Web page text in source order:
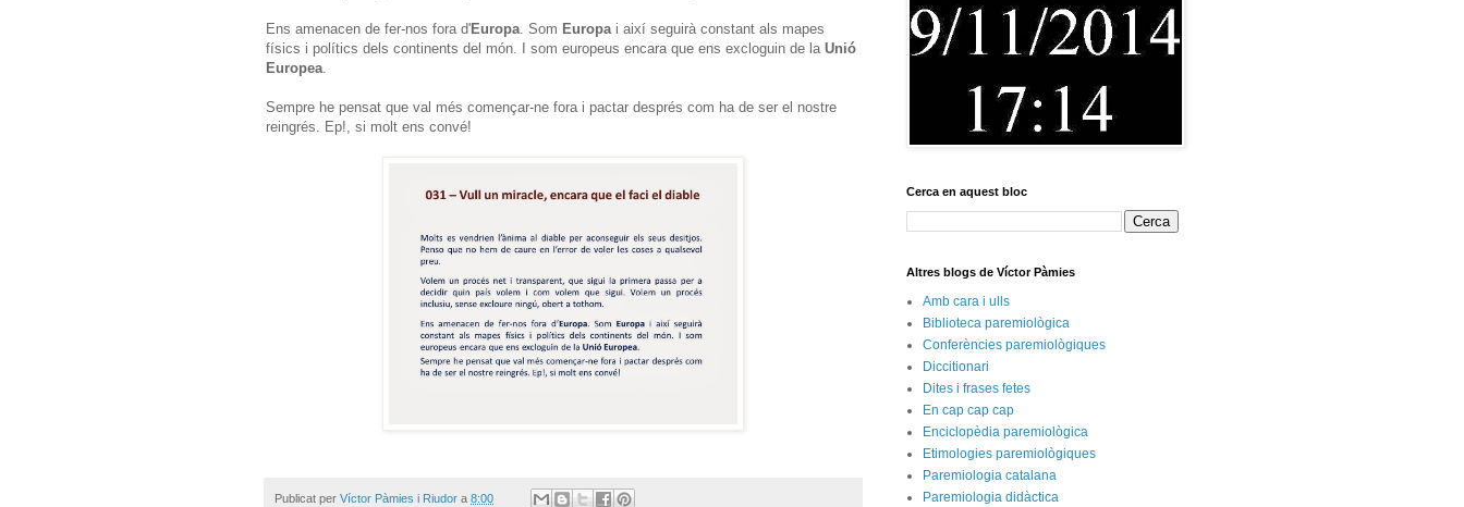
Ens amenacen de fer-nos fora d'Europa. Som Europai així seguirà constant als mapes
físics i polítics dels continents del món. I som europeus encara que ens excloguin de la Unió
Europea.
Sempre he pensat que val més començar-ne fora i pactar després com ha de ser el nostre
reingrés. Ep!, si molt ens convé!
Publicat per Víctor Pàmies i Riudor a 8:00
Cerca en aquest bloc
Altres blogs de Víctor Pàmies
Amb cara i ulls
Biblioteca paremiològica
Conferències paremiològiques
Diccitionari
Dites i frases fetes
En cap cap cap
Enciclopèdia paremiològica
Etimologies paremiològiques
Paremiologia catalana
Paremiologia didàctica